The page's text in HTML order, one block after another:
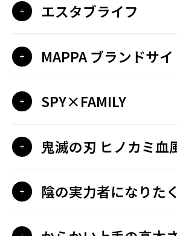
エスタブライフ
MAPPA ブランドサイ
SPY×FAMILY
鬼滅の刃 ヒノカミ血
陰の実力者になりた